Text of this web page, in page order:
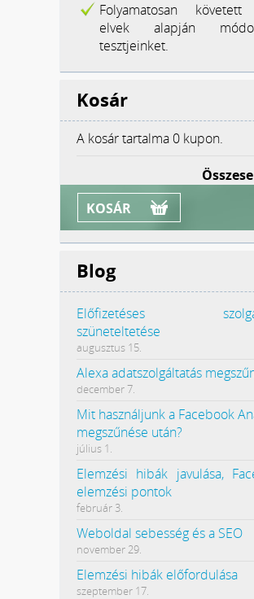
Folyamatosan követett
elvek alapján
tesztjeinket.
Kosár
A kosár tartalma 0 kupon.
KOSÁR
Blog
Előfizetéses
szüneteltetése
augusztus 15.
Alexa adatszolgáltatás
december 7.
Mit használjunk a Facebook
megszűnése után?
július 1.
Elemzési hibák javulása,
elemzési pontok
február 3.
Weboldal sebesség és a SEO
november 29.
Elemzési hibák előfordulása
szeptember 17.